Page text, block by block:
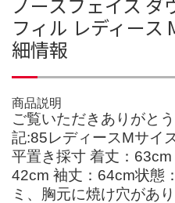
フィル レディース
細情報
商品説明
ご覧いただきありがと
記:85レディースMサイ
平置き採寸 着丈：63cm
42cm 袖丈：64cm状態
ミ、胸元に焼け穴があ